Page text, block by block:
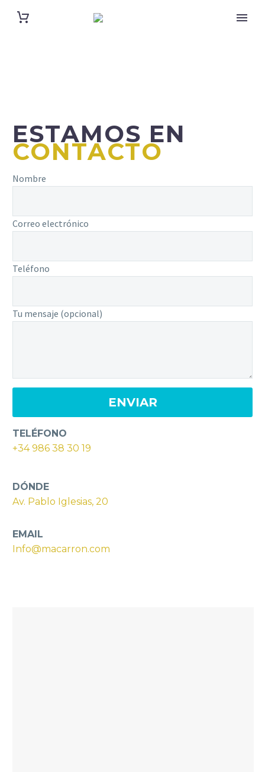
ESTAMOS EN
CONTACTO
Nombre
Correo electrónico
Teléfono
Tu mensaje (opcional)
TELÉFONO
+34 986 38 30 19
DÓNDE
Av. Pablo Iglesias, 20
EMAIL
Info@macarron.com